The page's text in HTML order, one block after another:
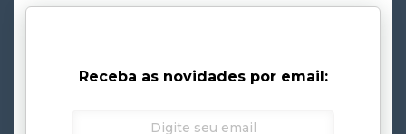
Receba as novidades por email: